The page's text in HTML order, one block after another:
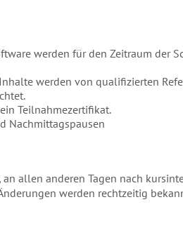
werden für den Zeitraum der
werden von qualifizierten
Teilnahmezertifikat.
Nachmittagspausen
allen anderen Tagen nach
werden rechtzeitig